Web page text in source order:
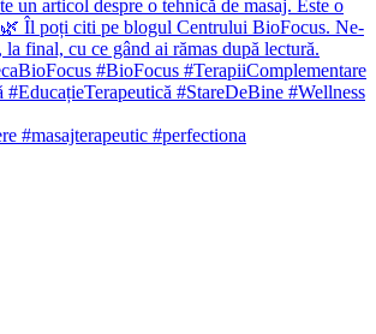
#masajterapeutic #perfectiona